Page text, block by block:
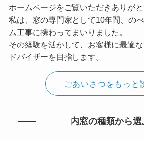
ホームページをご覧いただきありがと
私は、窓の専門家として10年間、の
ム工事に携わってまいりました。
その経験を活かして、お客様に最適
ドバイザーを目指します。
ごあいさつをもっと
内窓の種類から選